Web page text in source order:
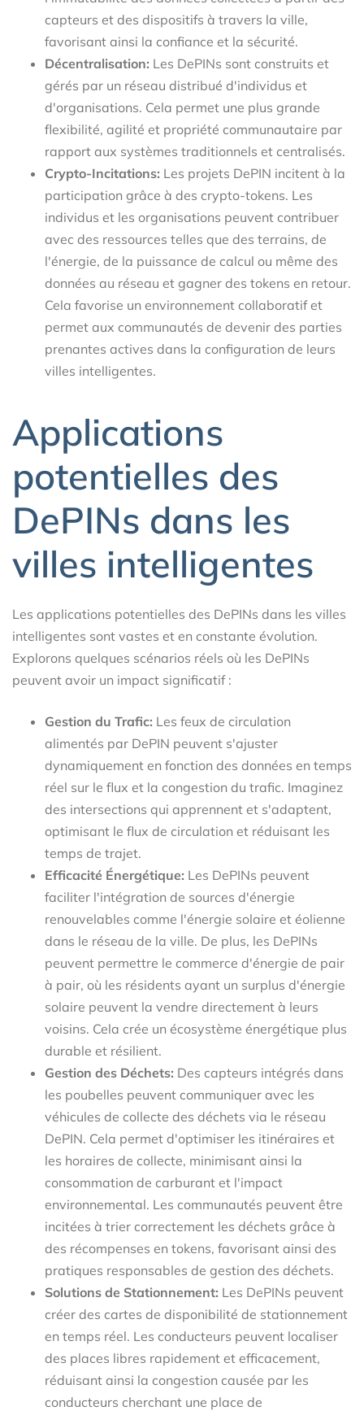
capteurs et des dispositifs à travers la ville,
favorisant ainsi la confiance et la sécurité.
Décentralisation: Les DePINs sont construits et
gérés par un réseau distribué d'individus et
d'organisations. Cela permet une plus grande
flexibilité, agilité et propriété communautaire par
rapport aux systèmes traditionnels et centralisés.
Crypto-Incitations: Les projets DePIN incitent à la
participation grâce à des crypto-tokens. Les
individus et les organisations peuvent contribuer
avec des ressources telles que des terrains, de
l'énergie, de la puissance de calcul ou même des
données au réseau et gagner des tokens en retour.
Cela favorise un environnement collaboratif et
permet aux communautés de devenir des parties
prenantes actives dans la configuration de leurs
villes intelligentes.
Applications
potentielles des
DePINs dans les
villes intelligentes
Les applications potentielles des DePINs dans les villes
intelligentes sont vastes et en constante évolution.
Explorons quelques scénarios réels où les DePINs
peuvent avoir un impact significatif :
Gestion du Trafic: Les feux de circulation
alimentés par DePIN peuvent s'ajuster
dynamiquement en fonction des données en temps
réel sur le flux et la congestion du trafic. Imaginez
des intersections qui apprennent et s'adaptent,
optimisant le flux de circulation et réduisant les
temps de trajet.
Efficacité Énergétique: Les DePINs peuvent
faciliter l'intégration de sources d'énergie
renouvelables comme l'énergie solaire et éolienne
dans le réseau de la ville. De plus, les DePINs
peuvent permettre le commerce d'énergie de pair
à pair, où les résidents ayant un surplus d'énergie
solaire peuvent la vendre directement à leurs
voisins. Cela crée un écosystème énergétique plus
durable et résilient.
Gestion des Déchets: Des capteurs intégrés dans
les poubelles peuvent communiquer avec les
véhicules de collecte des déchets via le réseau
DePIN. Cela permet d'optimiser les itinéraires et
les horaires de collecte, minimisant ainsi la
consommation de carburant et l'impact
environnemental. Les communautés peuvent être
incitées à trier correctement les déchets grâce à
des récompenses en tokens, favorisant ainsi des
pratiques responsables de gestion des déchets.
Solutions de Stationnement: Les DePINs peuvent
créer des cartes de disponibilité de stationnement
en temps réel. Les conducteurs peuvent localiser
des places libres rapidement et efficacement,
réduisant ainsi la congestion causée par les
conducteurs cherchant une place de